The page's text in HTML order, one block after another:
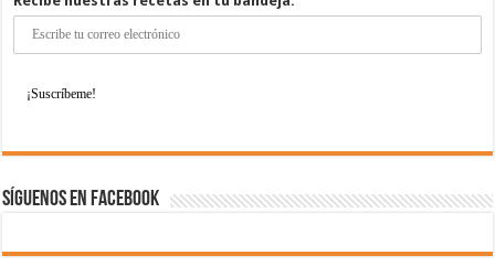
Síguenos en Facebook